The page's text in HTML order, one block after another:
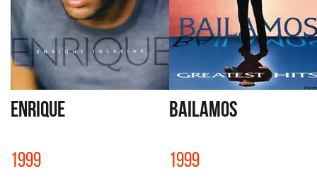
ENRIQUE
1999
BAILAMOS
1999